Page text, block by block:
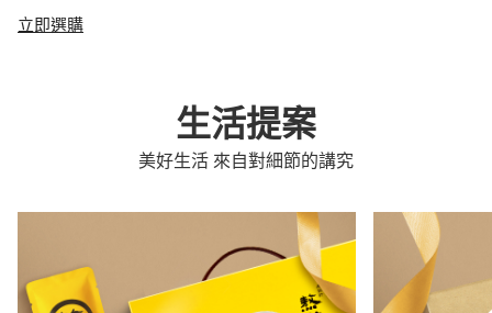
立即選購
生活提案
美好生活 來自對細節的講究